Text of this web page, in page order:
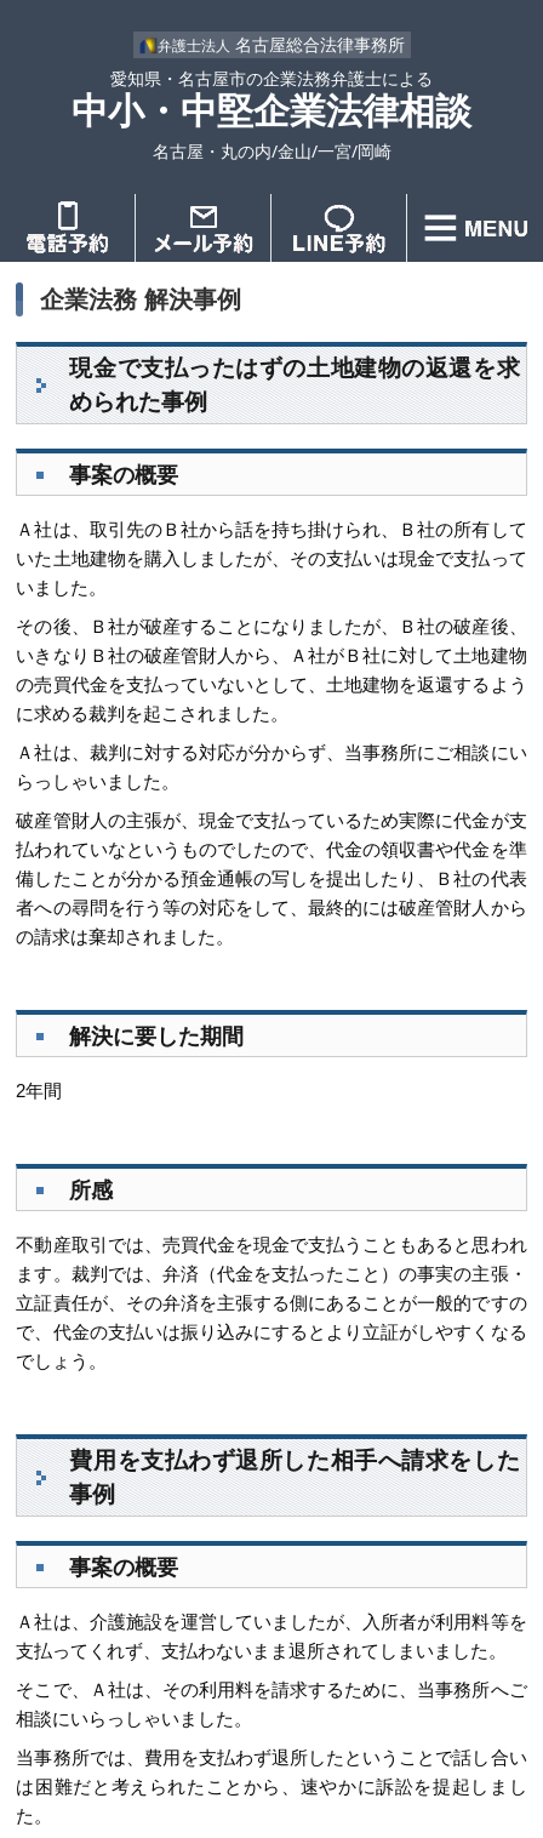
弁護士法人 名古屋総合法律事務所
愛知県・名古屋市の企業法務弁護士による
中小・中堅企業法律相談
名古屋・丸の内/金山/一宮/岡崎
企業法務 解決事例
現金で支払ったはずの土地建物の返還を求
められた事例
事案の概要
Ａ社は、取引先のＢ社から話を持ち掛けられ、Ｂ社の所有して
いた土地建物を購入しましたが、その支払いは現金で支払って
いました。
その後、Ｂ社が破産することになりましたが、Ｂ社の破産後、
いきなりＢ社の破産管財人から、Ａ社がＢ社に対して土地建物
の売買代金を支払っていないとして、土地建物を返還するよう
に求める裁判を起こされました。
Ａ社は、裁判に対する対応が分からず、当事務所にご相談にい
らっしゃいました。
破産管財人の主張が、現金で支払っているため実際に代金が支
払われていなというものでしたので、代金の領収書や代金を準
備したことが分かる預金通帳の写しを提出したり、Ｂ社の代表
者への尋問を行う等の対応をして、最終的には破産管財人から
の請求は棄却されました。
解決に要した期間
2年間
所感
不動産取引では、売買代金を現金で支払うこともあると思われ
ます。裁判では、弁済（代金を支払ったこと）の事実の主張・
立証責任が、その弁済を主張する側にあることが一般的ですの
で、代金の支払いは振り込みにするとより立証がしやすくなる
でしょう。
費用を支払わず退所した相手へ請求をした
事例
事案の概要
Ａ社は、介護施設を運営していましたが、入所者が利用料等を
支払ってくれず、支払わないまま退所されてしまいました。
そこで、Ａ社は、その利用料を請求するために、当事務所へご
相談にいらっしゃいました。
当事務所では、費用を支払わず退所したということで話し合い
は困難だと考えられたことから、速やかに訴訟を提起しまし
た。